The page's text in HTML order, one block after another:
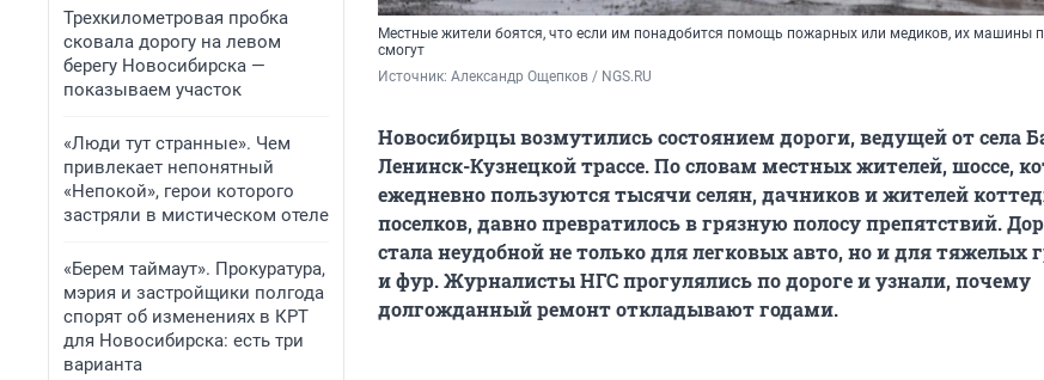
Трехкилометровая пробка
сковала дорогу на левом
берегу Новосибирска —
показываем участок
«Люди тут странные». Чем
привлекает непонятный
«Непокой», герои которого
застряли в мистическом отеле
«Берем таймаут». Прокуратура,
мэрия и застройщики полгода
спорят об изменениях в КРТ
для Новосибирска: есть три
варианта
Местные жители боятся, что если им понадобится помощь пожарных или медиков, их машины
смогут
Источник: Александр Ощепков / NGS.RU
Новосибирцы возмутились состоянием дороги, ведущей от села
Ленинск-Кузнецкой трассе. По словам местных жителей, шоссе,
ежедневно пользуются тысячи селян, дачников и жителей
поселков, давно превратилось в грязную полосу препятствий.
стала неудобной не только для легковых авто, но и для тяжелых
и фур. Журналисты НГС прогулялись по дороге и узнали, почему
долгожданный ремонт откладывают годами.